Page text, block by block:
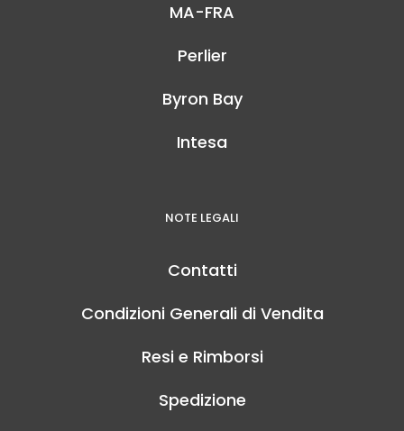
MA-FRA
Perlier
Byron Bay
Intesa
NOTE LEGALI
Contatti
Condizioni Generali di Vendita
Resi e Rimborsi
Spedizione